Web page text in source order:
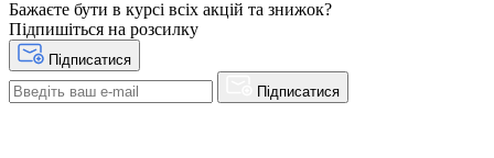
Бажаєте бути в курсі всіх акцій та знижок?
Підпишіться на розсилку
Підписатися
Підписатися